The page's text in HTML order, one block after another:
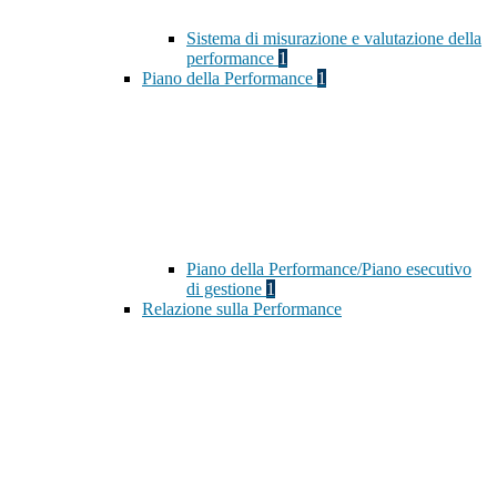
Sistema di misurazione e valutazione della
performance 1
Piano della Performance 1
Piano della Performance/Piano esecutivo
di gestione 1
Relazione sulla Performance